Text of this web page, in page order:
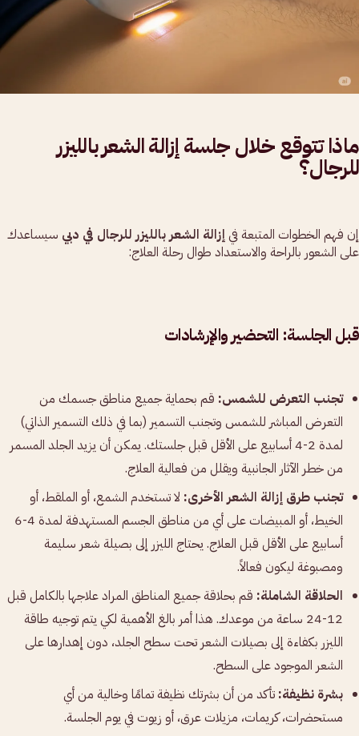
ماذا تتوقع خلال جلسة إزالة الشعر بالليزر
للرجال؟
إن فهم الخطوات المتبعة في إزالة الشعر بالليزر للرجال في دبي سيساعدك
على الشعور بالراحة والاستعداد طوال رحلة العلاج:
قبل الجلسة: التحضير والإرشادات
تجنب التعرض للشمس: قم بحماية جميع مناطق جسمك من
التعرض المباشر للشمس وتجنب التسمير (بما في ذلك التسمير الذاتي)
لمدة 2-4 أسابيع على الأقل قبل جلستك. يمكن أن يزيد الجلد المسمر
من خطر الآثار الجانبية ويقلل من فعالية العلاج.
تجنب طرق إزالة الشعر الأخرى: لا تستخدم الشمع، أو الملقط، أو
الخيط، أو المبيضات على أي من مناطق الجسم المستهدفة لمدة 4-6
أسابيع على الأقل قبل العلاج. يحتاج الليزر إلى بصيلة شعر سليمة
ومصبوغة ليكون فعالاً.
الحلاقة الشاملة: قم بحلاقة جميع المناطق المراد علاجها بالكامل قبل
12-24 ساعة من موعدك. هذا أمر بالغ الأهمية لكي يتم توجيه طاقة
الليزر بكفاءة إلى بصيلات الشعر تحت سطح الجلد، دون إهدارها على
الشعر الموجود على السطح.
بشرة نظيفة: تأكد من أن بشرتك نظيفة تمامًا وخالية من أي
مستحضرات، كريمات، مزيلات عرق، أو زيوت في يوم الجلسة.